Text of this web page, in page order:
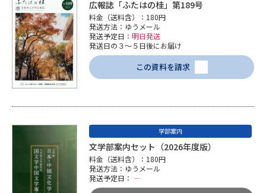
広報誌「ふたはの桂」第189号
料金（送料含）：180円
発送方法：ゆうメール
発送予定日： 明日発送
発送日の３～５日後にお届け
この資料を請求
学部案内
文学部案内セット（2026年度版）
料金（送料含）：180円
発送方法：ゆうメール
発送予定日： ―